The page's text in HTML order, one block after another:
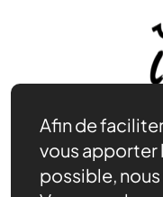
Être bénévole
Afin de
vous apporter
possible,